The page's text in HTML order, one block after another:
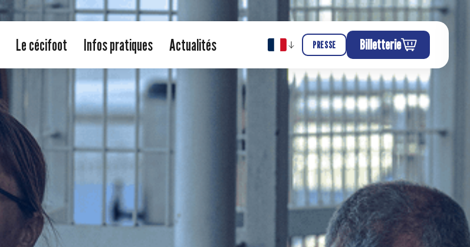
Le cécifoot Infos pratiques Actualités PRESSE Billetterie